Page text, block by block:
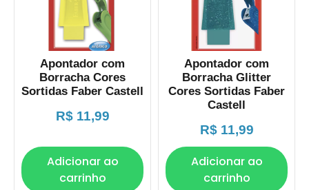
Apontador com
Borracha Cores
Sortidas Faber Castell
R$11,99
Adicionar ao
carrinho
Apontador com
Borracha Glitter
Cores Sortidas Faber
Castell
R$11,99
Adicionar ao
carrinho